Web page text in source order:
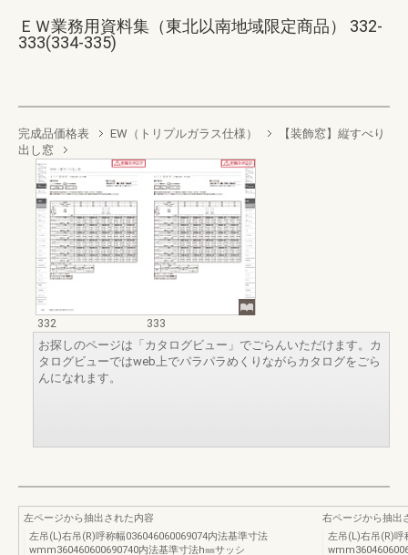
ＥＷ業務用資料集（東北以南地域限定商品） 332-
333(334-335)
完成品価格表 EW（トリプルガラス仕様）
【装飾窓】縦すべり
出し窓
332
333
お探しのページは「カタログビュー」でごらんいただけます。カ
タログビューではweb上でパラパラめくりながらカタログをごら
んになれます。
左ページから抽出された内容
左吊(L)右吊(R)呼称幅036046060069074内法基準寸法
wmm360460600690740内法基準寸法h㎜サッシ
右ページから抽出
左吊(L)右吊(R)呼